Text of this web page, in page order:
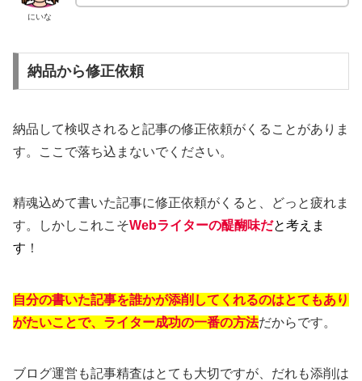
にいな
納品から修正依頼
納品して検収されると記事の修正依頼がくることがありま
す。ここで落ち込まないでください。
精魂込めて書いた記事に修正依頼がくると、どっと疲れま
す。しかしこれこそWebライターの醍醐味だと考えま
す ！
自分の書いた記事を誰かが添削してくれるのはとてもあり
がたいことで、ライター成功の一番の方法だからです。
ブログ運営も記事精査はとても大切ですが、だれも添削は